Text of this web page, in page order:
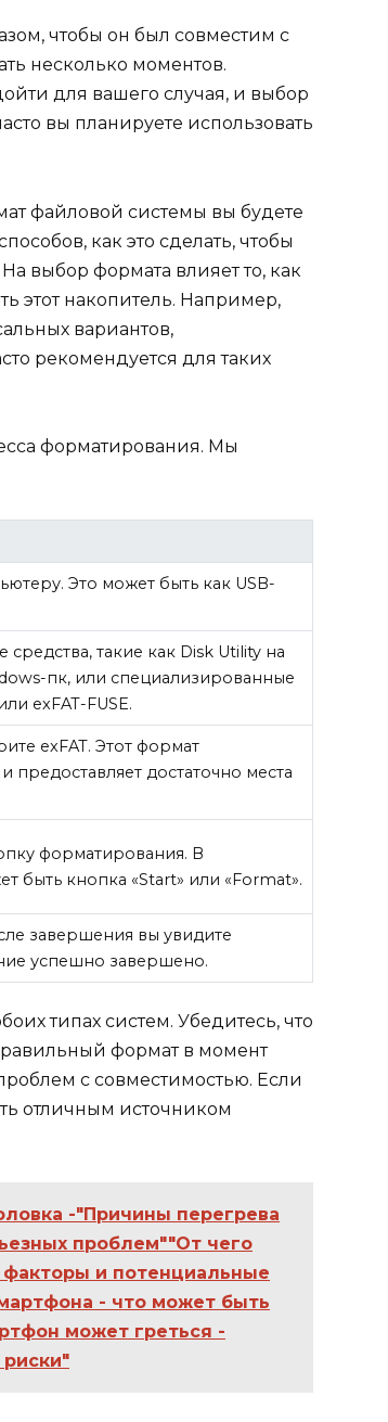
чтобы он был совместим с
несколько моментов.
для вашего случая, и выбор
вы планируете использовать
файловой системы вы будете
как это сделать, чтобы
выбор формата влияет то, как
этот накопитель. Например,
вариантов,
рекомендуется для таких
форматирования. Мы
Это может быть как USB-
такие как Disk Utility на
пк, или специализированные
exFAT-FUSE.
exFAT. Этот формат
достаточно места
форматирования. В
быть кнопка «Start» или «Format».
завершения вы увидите
успешно завершено.
типах систем. Убедитесь, что
формат в момент
с совместимостью. Если
отличным источником
-"Причины перегрева
проблем""От чего
и потенциальные
- что может быть
может греться -